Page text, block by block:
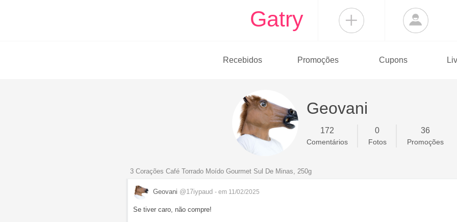
Gatry
Recebidos Promoções Cupons
Geovani
172
Comentários
0
Fotos
36
Promoções
3 Corações Café Torrado Moído Gourmet Sul De Minas, 250g
Geovani @17iypaud - em 11/02/2025
Se tiver caro, não compre!